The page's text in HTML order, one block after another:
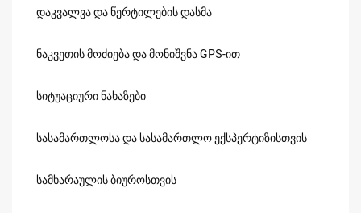
დაკვალვა და წერტილების დასმა
ნაკვეთის მოძიება და მონიშვნა GPS-ით
სიტუაციური ნახაზები
სასამართლოსა და სასამართლო ექსპერტიზისთვის
სამხარაულის ბიუროსთვის